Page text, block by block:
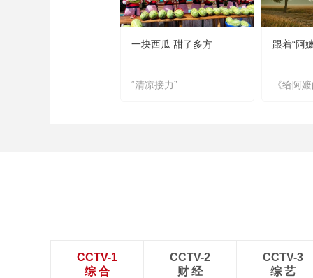
一块西瓜 甜了多方
“清凉接力”
跟着“阿
《给阿
CCTV-1
综 合
CCTV-2
财 经
CCTV-3
综 艺